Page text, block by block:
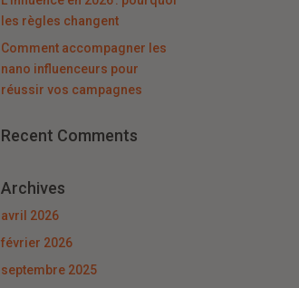
les règles changent
Comment accompagner les
nano influenceurs pour
réussir vos campagnes
Recent Comments
Archives
avril 2026
février 2026
septembre 2025